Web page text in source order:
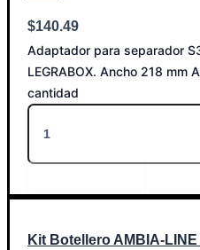
$140.49
Adaptador para separador
LEGRABOX. Ancho 218 mm
cantidad
Kit Botellero AMBIA-